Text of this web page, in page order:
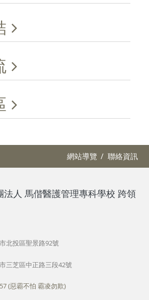
網站導覽 聯絡資訊
法人 馬偕醫護管理專科學校 跨領
北投區聖景路92號
三芝區中正路三段42號
(惡霸不怕 霸凌勿欺)